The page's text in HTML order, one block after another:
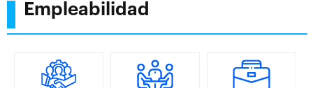
Empleabilidad